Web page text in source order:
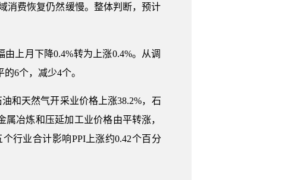
消费恢复仍然缓慢。整体判断，预计
上月下降0.4%转为上涨0.4%。从调
6个，减少4个。
和天然气开采业价格上涨38.2%，石
冶炼和压延加工业价格由平转涨，
行业合计影响PPI上涨约0.42个百分